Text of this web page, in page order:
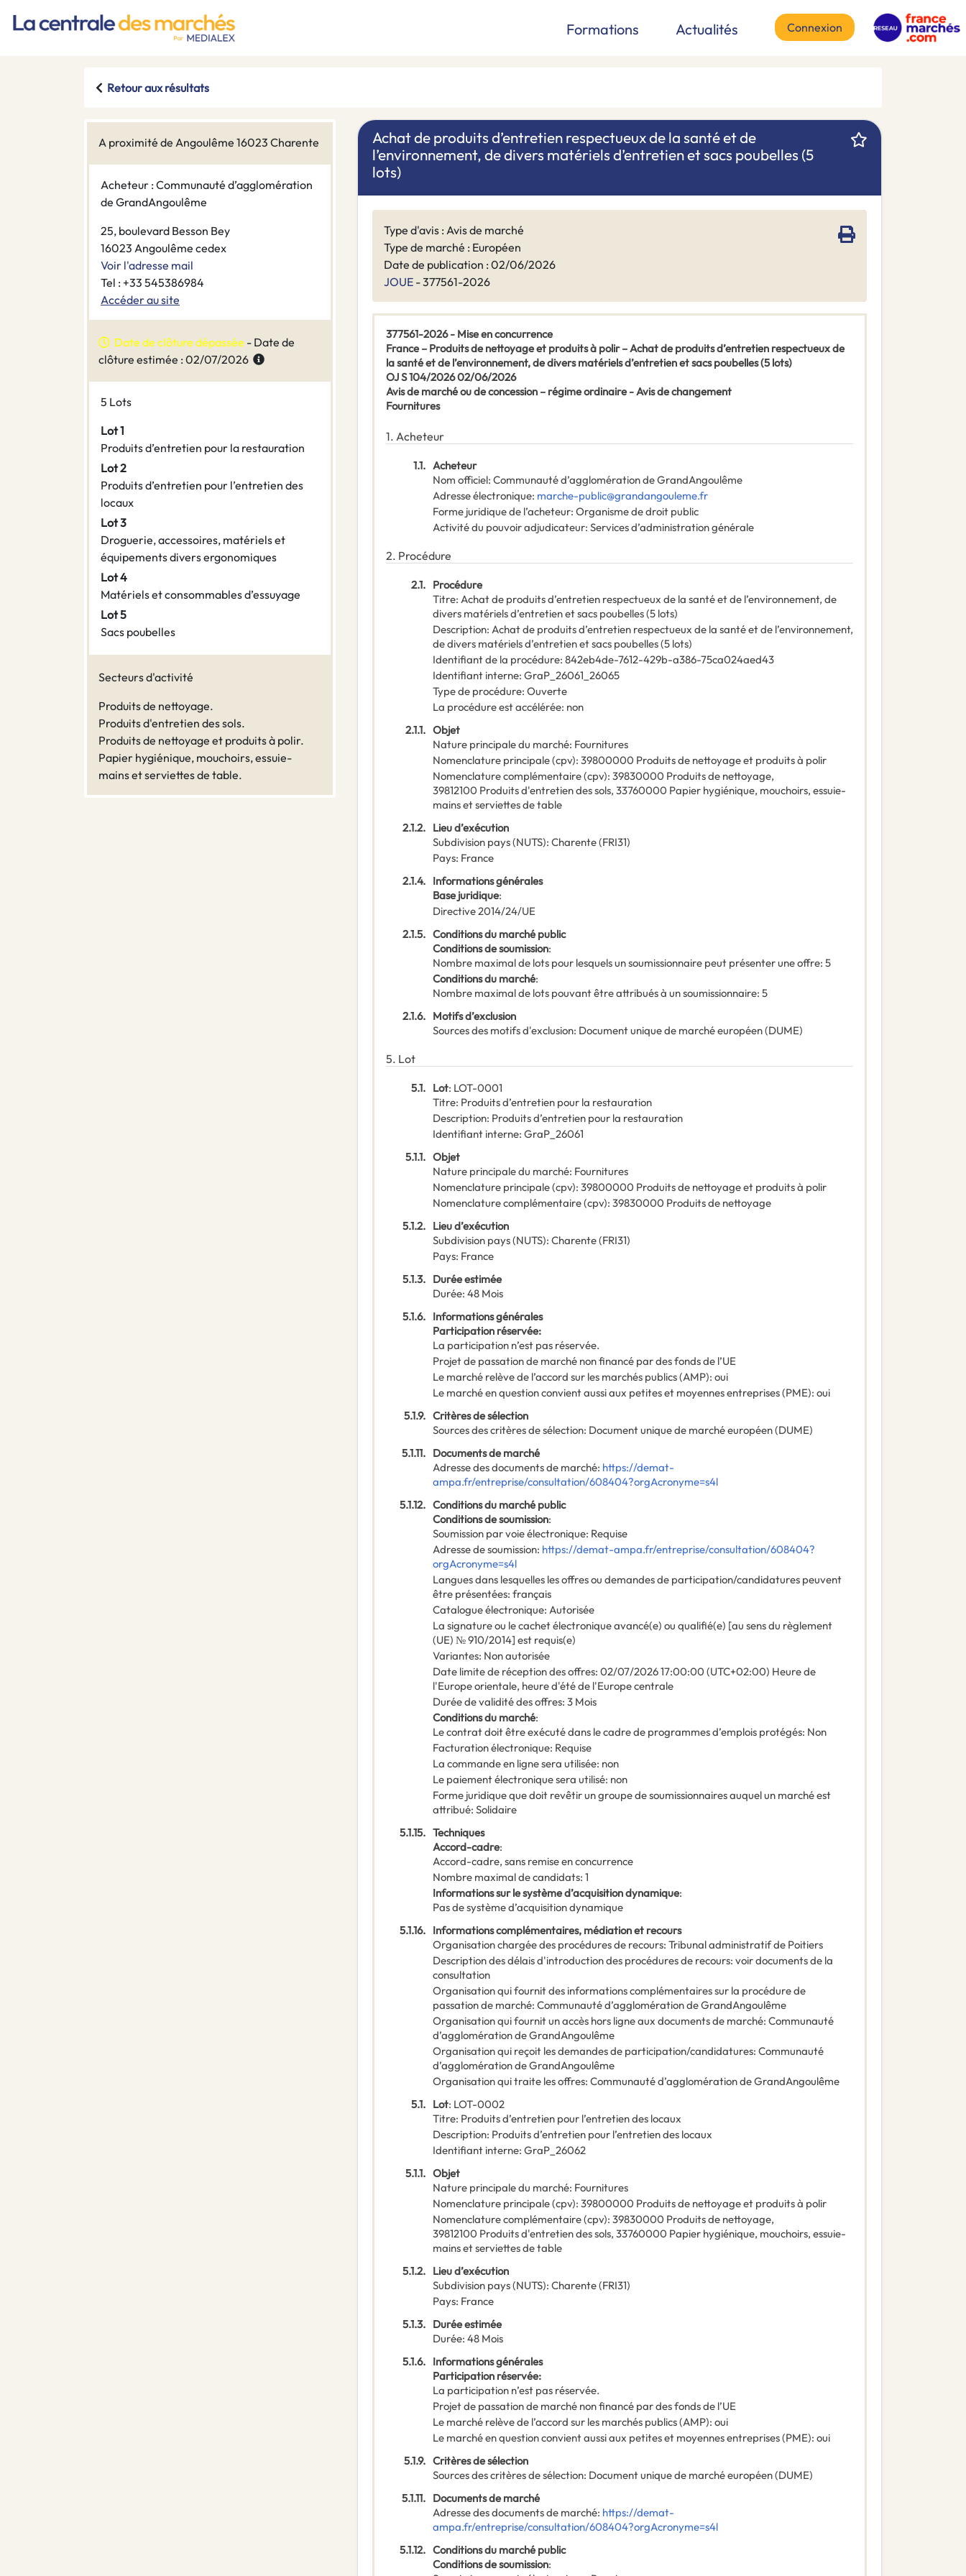
Formations Actualités Connexion
Retour aux résultats
A proximité de Angoulême 16023 Charente
Acheteur : Communauté d’agglomération
de GrandAngoulême
25, boulevard Besson Bey
16023 Angoulême cedex
Voir l'adresse mail
Tel : +33 545386984
Accéder au site
Date de clôture dépassée - Date de
clôture estimée : 02/07/2026
5 Lots
Lot 1
Produits d’entretien pour la restauration
Lot 2
Produits d’entretien pour l’entretien des
locaux
Lot 3
Droguerie, accessoires, matériels et
équipements divers ergonomiques
Lot 4
Matériels et consommables d’essuyage
Lot 5
Sacs poubelles
Secteurs d'activité
Produits de nettoyage.
Produits d'entretien des sols.
Produits de nettoyage et produits à polir.
Papier hygiénique, mouchoirs, essuie-
mains et serviettes de table.
Achat de produits d’entretien respectueux de la santé et de
l’environnement, de divers matériels d’entretien et sacs poubelles (5
lots)
Type d'avis : Avis de marché
Type de marché : Européen
Date de publication : 02/06/2026
JOUE - 377561-2026
377561-2026 - Mise en concurrence
France – Produits de nettoyage et produits à polir – Achat de produits d’entretien respectueux de
la santé et de l’environnement, de divers matériels d’entretien et sacs poubelles (5 lots)
OJ S 104/2026 02/06/2026
Avis de marché ou de concession – régime ordinaire - Avis de changement
Fournitures
1. Acheteur
1.1. Acheteur
Nom officiel: Communauté d’agglomération de GrandAngoulême
Adresse électronique: marche-public@grandangouleme.fr
Forme juridique de l’acheteur: Organisme de droit public
Activité du pouvoir adjudicateur: Services d’administration générale
2. Procédure
2.1. Procédure
Titre: Achat de produits d’entretien respectueux de la santé et de l’environnement, de
divers matériels d’entretien et sacs poubelles (5 lots)
Description: Achat de produits d’entretien respectueux de la santé et de l’environnement,
de divers matériels d’entretien et sacs poubelles (5 lots)
Identifiant de la procédure: 842eb4de-7612-429b-a386-75ca024aed43
Identifiant interne: GraP_26061_26065
Type de procédure: Ouverte
La procédure est accélérée: non
2.1.1. Objet
Nature principale du marché: Fournitures
Nomenclature principale(cpv): 39800000 Produits de nettoyage et produits à polir
Nomenclature complémentaire(cpv): 39830000 Produits de nettoyage,
39812100 Produits d'entretien des sols, 33760000 Papier hygiénique, mouchoirs, essuie-
mains et serviettes de table
2.1.2. Lieu d’exécution
Subdivision pays (NUTS): Charente(FRI31)
Pays: France
2.1.4. Informations générales
Base juridique:
Directive 2014/24/UE
2.1.5. Conditions du marché public
Conditions de soumission:
Nombre maximal de lots pour lesquels un soumissionnaire peut présenter une offre: 5
Conditions du marché:
Nombre maximal de lots pouvant être attribués à un soumissionnaire: 5
2.1.6. Motifs d’exclusion
Sources des motifs d'exclusion: Document unique de marché européen (DUME)
5. Lot
5.1. Lot: LOT-0001
Titre: Produits d’entretien pour la restauration
Description: Produits d’entretien pour la restauration
Identifiant interne: GraP_26061
5.1.1. Objet
Nature principale du marché: Fournitures
Nomenclature principale(cpv): 39800000 Produits de nettoyage et produits à polir
Nomenclature complémentaire(cpv): 39830000 Produits de nettoyage
5.1.2. Lieu d’exécution
Subdivision pays (NUTS): Charente(FRI31)
Pays: France
5.1.3. Durée estimée
Durée: 48 Mois
5.1.6. Informations générales
Participation réservée:
La participation n’est pas réservée.
Projet de passation de marché non financé par des fonds de l’UE
Le marché relève de l’accord sur les marchés publics (AMP): oui
Le marché en question convient aussi aux petites et moyennes entreprises (PME): oui
5.1.9. Critères de sélection
Sources des critères de sélection: Document unique de marché européen (DUME)
5.1.11. Documents de marché
Adresse des documents de marché: https://demat-
ampa.fr/entreprise/consultation/608404?orgAcronyme=s4l
5.1.12. Conditions du marché public
Conditions de soumission:
Soumission par voie électronique: Requise
Adresse de soumission: https://demat-ampa.fr/entreprise/consultation/608404?
orgAcronyme=s4l
Langues dans lesquelles les offres ou demandes de participation/candidatures peuvent
être présentées: français
Catalogue électronique: Autorisée
La signature ou le cachet électronique avancé(e) ou qualifié(e) [au sens du règlement
(UE) № 910/2014] est requis(e)
Variantes: Non autorisée
Date limite de réception des offres: 02/07/202617:00:00 (UTC+02:00) Heure de
l'Europe orientale, heure d'été de l'Europe centrale
Durée de validité des offres: 3 Mois
Conditions du marché:
Le contrat doit être exécuté dans le cadre de programmes d’emplois protégés: Non
Facturation électronique: Requise
La commande en ligne sera utilisée: non
Le paiement électronique sera utilisé: non
Forme juridique que doit revêtir un groupe de soumissionnaires auquel un marché est
attribué: Solidaire
5.1.15. Techniques
Accord-cadre:
Accord-cadre, sans remise en concurrence
Nombre maximal de candidats: 1
Informations sur le système d’acquisition dynamique:
Pas de système d’acquisition dynamique
5.1.16. Informations complémentaires, médiation et recours
Organisation chargée des procédures de recours: Tribunal administratif de Poitiers
Description des délais d'introduction des procédures de recours: voir documents de la
consultation
Organisation qui fournit des informations complémentaires sur la procédure de
passation de marché: Communauté d’agglomération de GrandAngoulême
Organisation qui fournit un accès hors ligne aux documents de marché: Communauté
d’agglomération de GrandAngoulême
Organisation qui reçoit les demandes de participation/candidatures: Communauté
d’agglomération de GrandAngoulême
Organisation qui traite les offres: Communauté d’agglomération de GrandAngoulême
5.1. Lot: LOT-0002
Titre: Produits d’entretien pour l’entretien des locaux
Description: Produits d’entretien pour l’entretien des locaux
Identifiant interne: GraP_26062
5.1.1. Objet
Nature principale du marché: Fournitures
Nomenclature principale(cpv): 39800000 Produits de nettoyage et produits à polir
Nomenclature complémentaire(cpv): 39830000 Produits de nettoyage,
39812100 Produits d'entretien des sols, 33760000 Papier hygiénique, mouchoirs, essuie-
mains et serviettes de table
5.1.2. Lieu d’exécution
Subdivision pays (NUTS): Charente(FRI31)
Pays: France
5.1.3. Durée estimée
Durée: 48 Mois
5.1.6. Informations générales
Participation réservée:
La participation n’est pas réservée.
Projet de passation de marché non financé par des fonds de l’UE
Le marché relève de l’accord sur les marchés publics (AMP): oui
Le marché en question convient aussi aux petites et moyennes entreprises (PME): oui
5.1.9. Critères de sélection
Sources des critères de sélection: Document unique de marché européen (DUME)
5.1.11. Documents de marché
Adresse des documents de marché: https://demat-
ampa.fr/entreprise/consultation/608404?orgAcronyme=s4l
5.1.12. Conditions du marché public
Conditions de soumission: